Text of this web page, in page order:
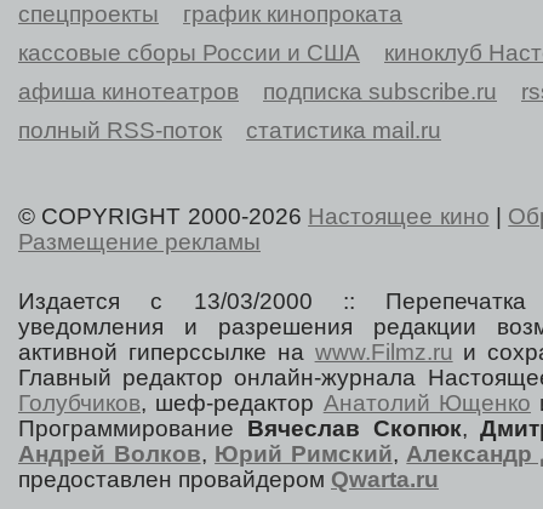
спецпроекты
график кинопроката
кассовые сборы России и США
киноклуб
афиша кинотеатров
подписка subscribe.ru
полный RSS-поток
статистика mail.ru
© COPYRIGHT 2000-2026 Настоящее кино
Размещение рекламы
Издается с 13/03/2000 :: Перепечатка
уведомления и разрешения редакции
активной гиперссылке на www.Filmz.ru и
Главный редактор онлайн-журнала
Голубчиков, шеф-редактор Анатолий Ющенко
Программирование Вячеслав Скопюк,
Андрей Волков, Юрий Римский, Александр
предоставлен провайдером Qwarta.ru